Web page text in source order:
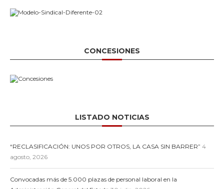
CONCESIONES
LISTADO NOTICIAS
“RECLASIFICACIÓN: UNOS POR OTROS, LA CASA SIN BARRER” 4
agosto, 2026
Convocadas más de 5.000 plazas de personal laboral en la